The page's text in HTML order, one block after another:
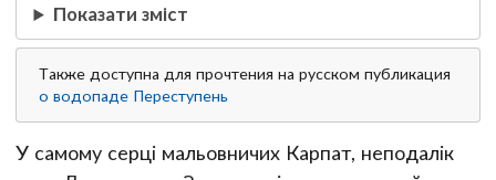
Показати зміст
Также доступна для прочтения на русском публикация
о водопаде Переступень
У самому серці мальовничих Карпат, неподалік